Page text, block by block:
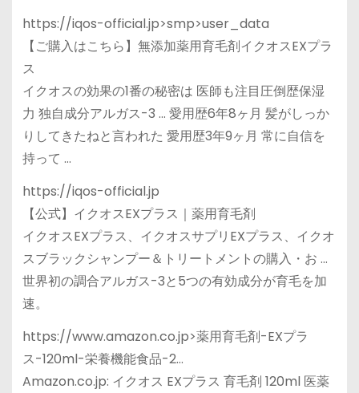
https://iqos-official.jp>smp>user_data
【ご購入はこちら】無添加薬用育毛剤イクオスEXプラ
ス
イクオスの効果の1番の秘密は 医師も注目圧倒歴保湿
力 独自成分アルガス-3 … 愛用歴6年8ヶ月 髪がしっか
りしてきたねと言われた 愛用歴3年9ヶ月 常に自信を
持って …
https://iqos-official.jp
【公式】イクオスEXプラス｜薬用育毛剤
イクオスEXプラス、イクオスサプリEXプラス、イクオ
スブラックシャンプー＆トリートメントの購入・お …
世界初の調合アルガス-3と5つの有効成分が育毛を加
速。
https://www.amazon.co.jp>薬用育毛剤-EXプラ
ス-120ml-栄養機能食品-2…
Amazon.co.jp: イクオス EXプラス 育毛剤 120ml 医薬